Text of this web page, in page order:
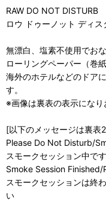
RAW DO NOT DISTURB
ロウ ドゥーノット ディ
無漂白、塩素不使用でお
ローリングペーパー（巻
海外のホテルなどのドア
す。
※画像は裏表の表示にな
[以下のメッセージは裏表
Please Do Not Disturb/
スモークセッション中で
Smoke Session
スモークセッションは終
い